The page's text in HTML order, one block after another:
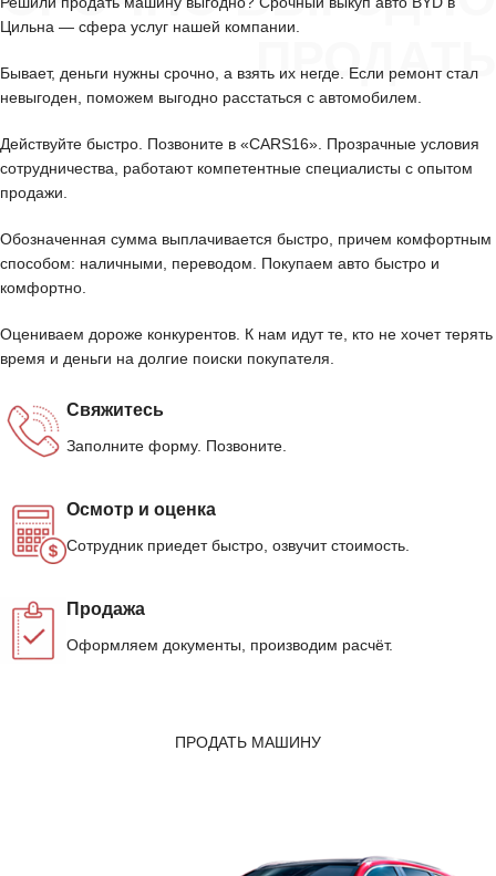
ПРОДАТЬ
Цильна — сфера услуг нашей компании.
Бывает, деньги нужны срочно, а взять их негде. Если ремонт стал
невыгоден, поможем выгодно расстаться с автомобилем.
Действуйте быстро. Позвоните в «CARS16». Прозрачные условия
сотрудничества, работают компетентные специалисты с опытом
продажи.
Обозначенная сумма выплачивается быстро, причем комфортным
способом: наличными, переводом. Покупаем авто быстро и
комфортно.
Оцениваем дороже конкурентов. К нам идут те, кто не хочет терять
время и деньги на долгие поиски покупателя.
Свяжитесь
Заполните форму. Позвоните.
Осмотр и оценка
Сотрудник приедет быстро, озвучит стоимость.
Продажа
Оформляем документы, производим расчёт.
ПРОДАТЬ МАШИНУ